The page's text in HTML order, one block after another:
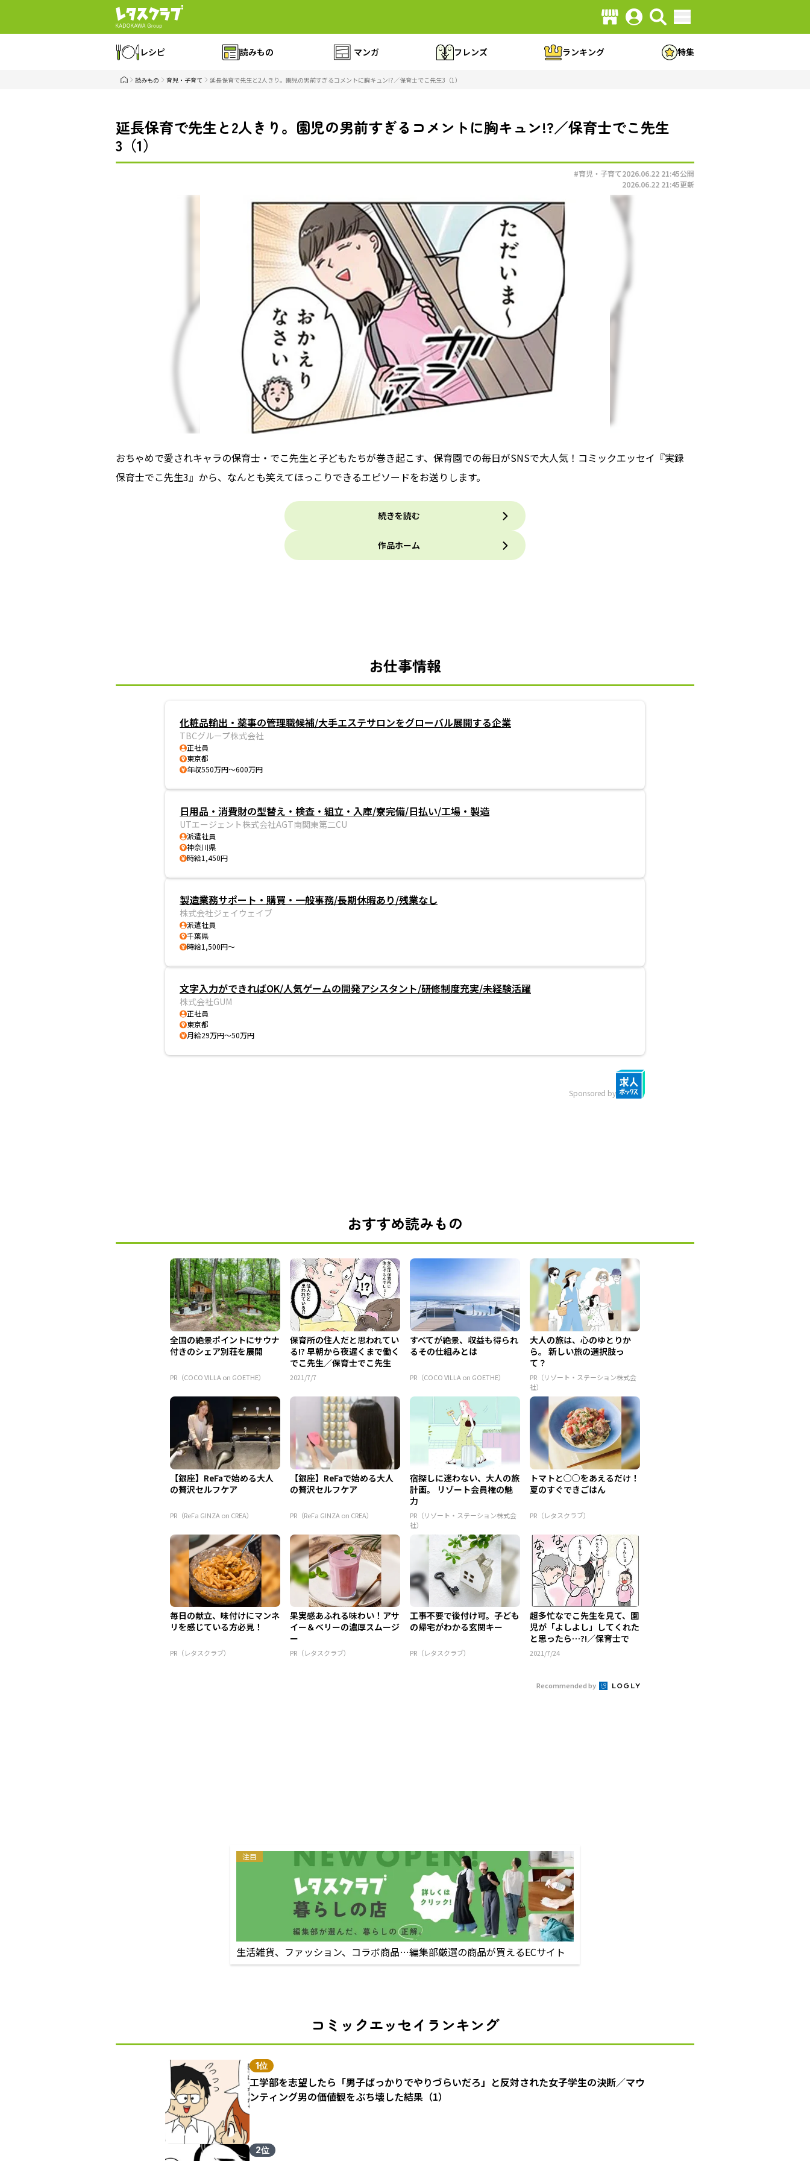
レシピ 読みもの マンガ フレンズ ランキング 特集
読みもの 育児・子育て 延長保育で先生と2人きり。園児の男前すぎるコメントに胸キュン!?／保育士でこ先生3（1）
延長保育で先生と2人きり。園児の男前すぎるコメントに胸キュン!?／保育士でこ先生
3（1）
#育児・子育て2026.06.22 21:45公開
2026.06.22 21:45更新
おちゃめで愛されキャラの保育士・でこ先生と子どもたちが巻き起こす、保育園での毎日がSNSで大人気！コミックエッセイ『実録
保育士でこ先生3』から、なんとも笑えてほっこりできるエピソードをお送りします。
続きを読む
作品ホーム
お仕事情報
化粧品輸出・薬事の管理職候補/大手エステサロンをグローバル展開する企業
TBCグループ株式会社
正社員
東京都
年収550万円～600万円
日用品・消費財の型替え・検査・組立・入庫/寮完備/日払い/工場・製造
UTエージェント株式会社AGT南関東第二CU
派遣社員
神奈川県
時給1,450円
製造業務サポート・購買・一般事務/長期休暇あり/残業なし
株式会社ジェイウェイブ
派遣社員
千葉県
時給1,500円～
文字入力ができればOK/人気ゲームの開発アシスタント/研修制度充実/未経験活躍
株式会社GUM
正社員
東京都
月給29万円～50万円
Sponsored by
おすすめ読みもの
全国の絶景ポイントにサウナ
付きのシェア別荘を展開
PR（COCO VILLA on GOETHE）
保育所の住人だと思われてい
る!? 早朝から夜遅くまで働く
でこ先生／保育士でこ先生
2021/7/7
すべてが絶景、収益も得られ
るその仕組みとは
PR（COCO VILLA on GOETHE）
大人の旅は、心のゆとりか
ら。 新しい旅の選択肢っ
て？
PR（リゾート・ステーション株式会
社）
【銀座】ReFaで始める大人
の贅沢セルフケア
PR（ReFa GINZA on CREA）
【銀座】ReFaで始める大人
の贅沢セルフケア
PR（ReFa GINZA on CREA）
宿探しに迷わない、大人の旅
計画。 リゾート会員権の魅
力
PR（リゾート・ステーション株式会
社）
トマトと○○をあえるだけ！
夏のすぐできごはん
PR（レタスクラブ）
毎日の献立、味付けにマンネ
リを感じている方必見！
PR（レタスクラブ）
果実感あふれる味わい！アサ
イー＆ベリーの濃厚スムージ
ー
PR（レタスクラブ）
工事不要で後付け可。子ども
の帰宅がわかる玄関キー
PR（レタスクラブ）
超多忙なでこ先生を見て、園
児が「よしよし」してくれた
と思ったら…?!／保育士で
こ...
2021/7/24
Recommended by
注目
生活雑貨、ファッション、コラボ商品…編集部厳選の商品が買えるECサイト
コミックエッセイランキング
1位
工学部を志望したら「男子ばっかりでやりづらいだろ」と反対された女子学生の決断／マウ
ンティング男の価値観をぶち壊した結果（1）
2位